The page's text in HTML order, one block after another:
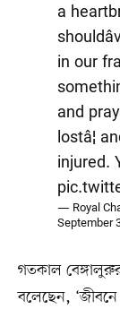
a
in our
and
lostâ¦
injured.
— Royal
September
গতকাল
বলেছেন,